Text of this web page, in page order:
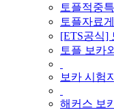
토플적중
토플자료
[ETS공식]
토플 보카
보카 시험
해커스 보